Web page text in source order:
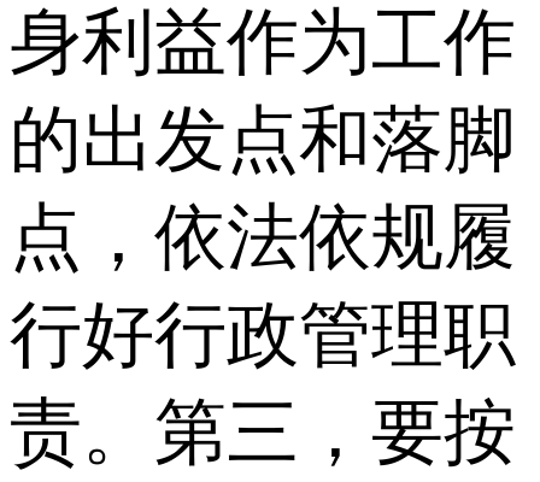
身利益作为工作
的出发点和落脚
点，依法依规履
行好行政管理职
责。第三，要按